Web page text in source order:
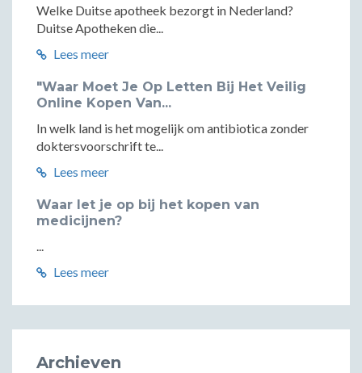
Welke Duitse apotheek bezorgt in Nederland?
Duitse Apotheken die...
Lees meer
"Waar Moet Je Op Letten Bij Het Veilig
Online Kopen Van...
In welk land is het mogelijk om antibiotica zonder
doktersvoorschrift te...
Lees meer
Waar let je op bij het kopen van
medicijnen?
...
Lees meer
Archieven